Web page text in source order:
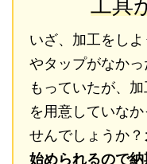
工具
いざ、加工をし
やタップがなか
もっていたが、
を用意していな
せんでしょうか？
始められるので